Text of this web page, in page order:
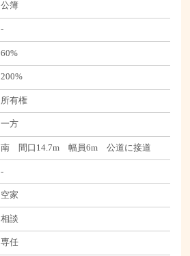
公簿
-
60%
200%
所有権
一方
南 間口14.7m 幅員6m 公道に接道
-
空家
相談
専任